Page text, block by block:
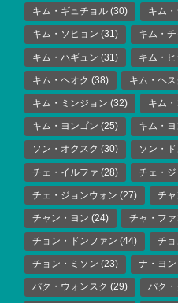
キム・ギュチョル (30) キム
キム・ソヒョン (31) キム・
キム・ハギュン (31) キム・
キム・ヘオク (38) キム・ヘス
キム・ミンジョン (32) キム
キム・ヨンゴン (25) キム・
ソン・オクスク (30) ソン・
チェ・イルファ (28) チェ・
チェ・ジョンウォン (27) チ
チャン・ヨン (24) チャ・ファ
チョン・ドンファン (44) チ
チョン・ミソン (23) ナ・ヨン
パク・ウォンスク (29) パク